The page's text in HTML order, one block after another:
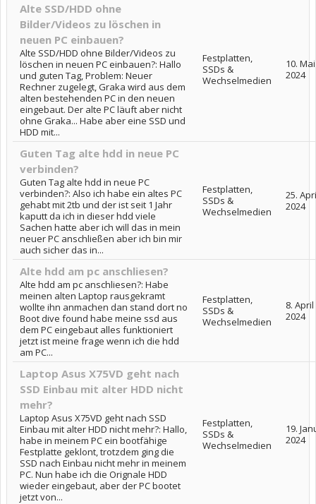
Alte SSD/HDD ohne
Bilder/Videos zu löschen in
neuen PC einbauen?
Alte SSD/HDD ohne Bilder/Videos zu
löschen in neuen PC einbauen?: Hallo
und guten Tag, Problem: Neuer
Rechner zugelegt, Graka wird aus dem
alten bestehenden PC in den neuen
eingebaut. Der alte PC läuft aber nicht
ohne Graka... Habe aber eine SSD und
HDD mit...
Festplatten,
SSDs &
Wechselmedien
10. Mai
2024
Guten Tag alte hdd in neue PC
verbinden?
Guten Tag alte hdd in neue PC
verbinden?: Also ich habe ein altes PC
gehabt mit 2tb und der ist seit 1 Jahr
kaputt da ich in dieser hdd viele
Sachen hatte aber ich will das in mein
neuer PC anschließen aber ich bin mir
auch sicher das in...
Festplatten,
SSDs &
Wechselmedien
25.
2024
Alte hdd am pc anschliesen?
Alte hdd am pc anschliesen?: Habe
meinen alten Laptop rausgekramt
wollte ihn anmachen dan stand dort no
Boot dive found habe meine ssd aus
dem PC eingebaut alles funktioniert
jetzt ist meine frage wenn ich die hdd
am PC...
Festplatten,
SSDs &
Wechselmedien
8. April
2024
Laptop Asus X75VD geht nach
SSD Einbau mit alter HDD nicht
mehr?
Laptop Asus X75VD geht nach SSD
Einbau mit alter HDD nicht mehr?: Hallo,
habe in meinem PC ein bootfähige
Festplatte geklont, trotzdem ging die
SSD nach Einbau nicht mehr in meinem
PC. Nun habe ich die Orignale HDD
wieder eingebaut, aber der PC bootet
jetzt von...
Festplatten,
SSDs &
Wechselmedien
19.
2024